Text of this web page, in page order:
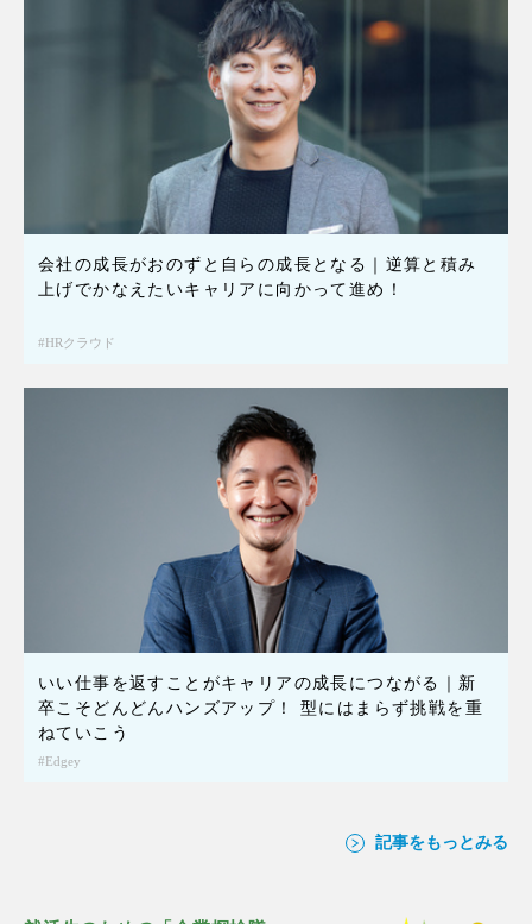
会社の成長がおのずと自らの成長となる｜逆算と積み
上げでかなえたいキャリアに向かって進め！
HRクラウド
いい仕事を返すことがキャリアの成長につながる｜新
卒こそどんどんハンズアップ！ 型にはまらず挑戦を重
ねていこう
Edgey
記事をもっとみる